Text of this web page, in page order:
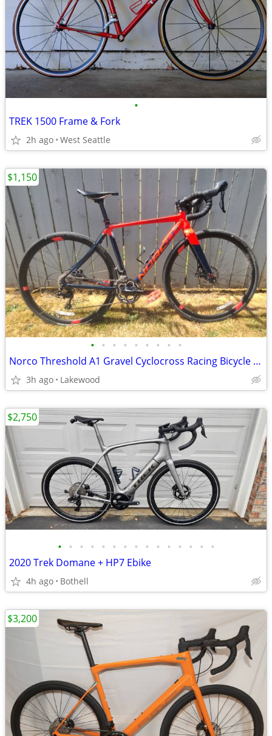
•
TREK 1500 Frame & Fork
2h ago West Seattle
• • • • • • • • •
Norco Threshold A1 Gravel Cyclocross Racing Bicycle 50.5 CM
3h ago Lakewood
$1,150
• • • • • • • • • • • • • • •
2020 Trek Domane + HP7 Ebike
4h ago Bothell
$2,750
$3,200